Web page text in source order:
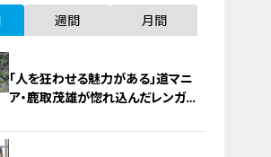
週間 月間
「人を狂わせる魅力がある」道マニ
ア・鹿取茂雄が惚れ込んだレンガの